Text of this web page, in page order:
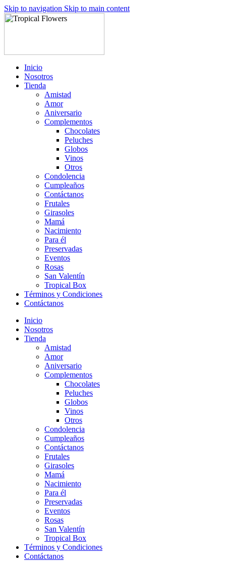
Skip to navigation Skip to main content
Inicio
Nosotros
Tienda
Amistad
Amor
Aniversario
Complementos
Chocolates
Peluches
Globos
Vinos
Otros
Condolencia
Cumpleaños
Contáctanos
Frutales
Girasoles
Mamá
Nacimiento
Para él
Preservadas
Eventos
Rosas
San Valentín
Tropical Box
Términos y Condiciones
Contáctanos
Inicio
Nosotros
Tienda
Amistad
Amor
Aniversario
Complementos
Chocolates
Peluches
Globos
Vinos
Otros
Condolencia
Cumpleaños
Contáctanos
Frutales
Girasoles
Mamá
Nacimiento
Para él
Preservadas
Eventos
Rosas
San Valentín
Tropical Box
Términos y Condiciones
Contáctanos